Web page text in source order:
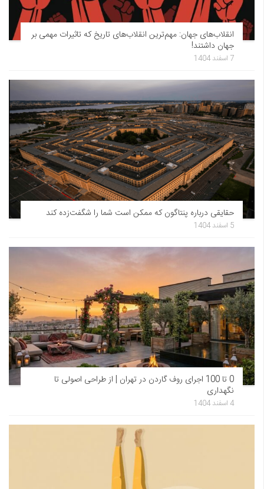
انقلاب‌های جهان: مهم‌ترین انقلاب‌های تاریخ که تاثیرات مهمی بر
جهان داشتند!
7 اسفند 1404
حقایقی درباره پنتاگون که ممکن است شما را شگفت‌زده کند
5 اسفند 1404
0 تا 100 اجرای روف گاردن در تهران | از طراحی اصولی تا
نگهداری
4 اسفند 1404